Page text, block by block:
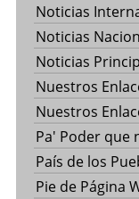
Noticias
Noticias
Noticias
Nuestros
Nuestros
Pa' Poder que
País de los
Pie de Página